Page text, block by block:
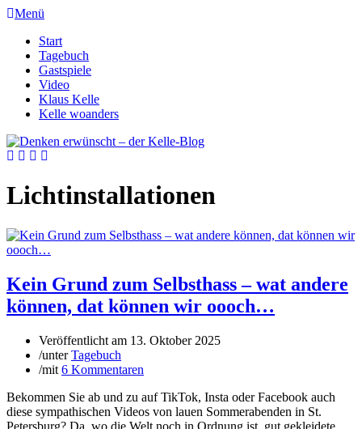
Menü
Start
Tagebuch
Gastspiele
Video
Klaus Kelle
Kelle woanders
Lichtinstallationen
Kein Grund zum Selbsthass – wat andere
können, dat können wir oooch…
Veröffentlicht am 13. Oktober 2025
/unterTagebuch
/mit 6 Kommentaren
Bekommen Sie ab und zu auf TikTok, Insta oder Facebook auch
diese sympathischen Videos von lauen Sommerabenden in St.
Petersburg? Da, wo die Welt noch in Ordnung ist, gut gekleidete